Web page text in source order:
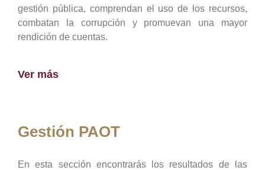
gestión pública, comprendan el uso de los recursos,
combatan la corrupción y promuevan una mayor
rendición de cuentas.
Ver más
Gestión PAOT
En esta sección encontrarás los resultados de las